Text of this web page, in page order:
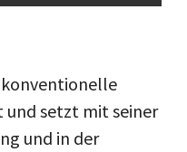
konventionelle
setzt mit seiner
und in der